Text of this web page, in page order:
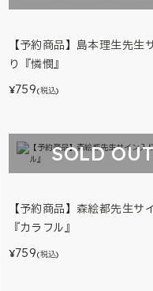
【予約商品】島本理生先生
り『憐憫』
¥759(税込)
SOLD
【予約商品】森絵都先生サ
『カラフル』
¥759(税込)